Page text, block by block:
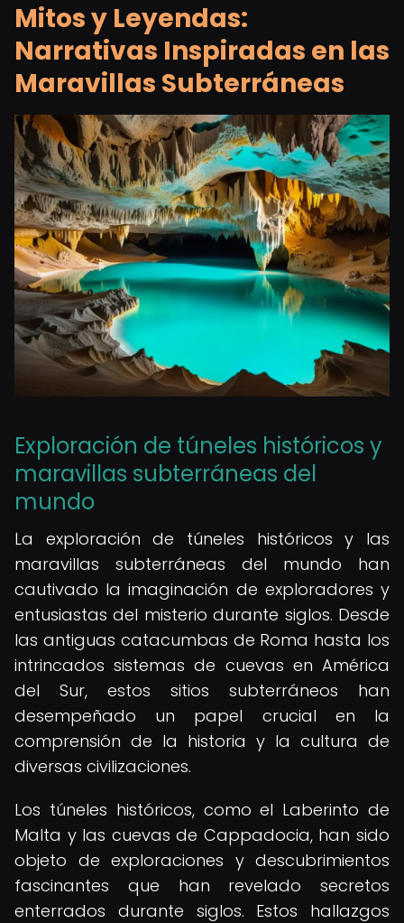
Mitos y Leyendas:
Narrativas Inspiradas en las
Maravillas Subterráneas
Exploración de túneles históricos y
maravillas subterráneas del
mundo
La exploración de túneles históricos y las
maravillas subterráneas del mundo han
cautivado la imaginación de exploradores y
entusiastas del misterio durante siglos. Desde
las antiguas catacumbas de Roma hasta los
intrincados sistemas de cuevas en América
del Sur, estos sitios subterráneos han
desempeñado un papel crucial en la
comprensión de la historia y la cultura de
diversas civilizaciones.
Los túneles históricos, como el Laberinto de
Malta y las cuevas de Cappadocia, han sido
objeto de exploraciones y descubrimientos
fascinantes que han revelado secretos
enterrados durante siglos. Estos hallazgos